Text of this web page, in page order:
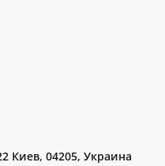
Киев, 04205, Украина